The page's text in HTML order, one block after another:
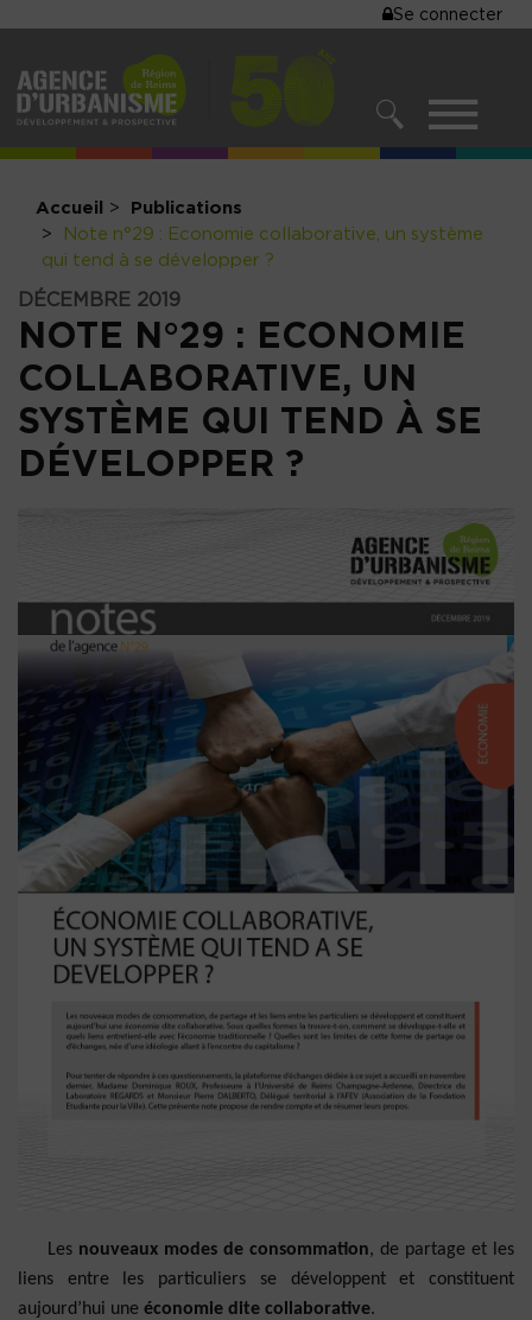
contenu
principal
MENU
DE
Se connecter
MENU
Accueil Publications
Note n°29 : Economie collaborative, un système
qui tend à se développer ?
DÉCEMBRE 2019
NOTE N°29 : ECONOMIE
COLLABORATIVE, UN
SYSTÈME QUI TEND À SE
DÉVELOPPER ?
Les nouveaux modes de consommation, de partage et les
liens entre les particuliers se développent et constituent
aujourd’hui une économie dite collaborative.